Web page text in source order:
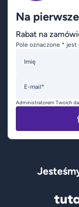
Na
Rabat na
Pole oznaczone *
Imię
E-mail*
Administratorem Twoich